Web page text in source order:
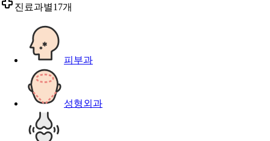
진료과별17개
피부과
성형외과